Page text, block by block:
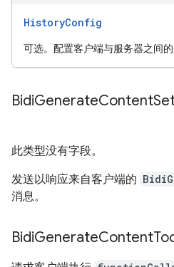
HistoryConfig
可选。配置客户端与服务器之间的
BidiGenerateContent
此类型没有字段。
发送以响应来自客户端的
消息。
BidiGenerateContent